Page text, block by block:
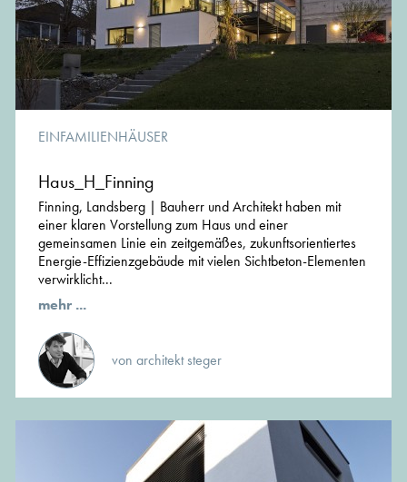
EINFAMILIENHÄUSER
Haus_H_Finning
Finning, Landsberg | Bauherr und Architekt haben mit
einer klaren Vorstellung zum Haus und einer
gemeinsamen Linie ein zeitgemäßes, zukunftsorientiertes
Energie-Effizienzgebäude mit vielen Sichtbeton-Elementen
verwirklicht...
mehr ...
von architekt steger